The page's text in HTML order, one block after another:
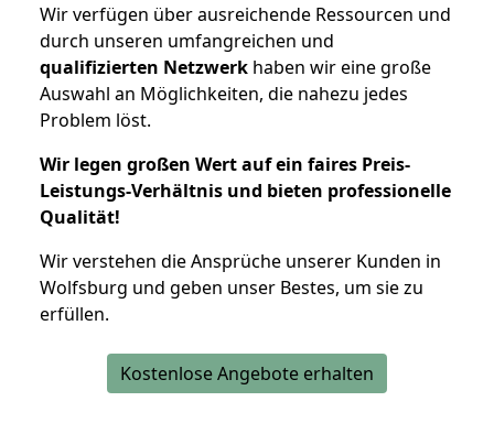
Wir verfügen über ausreichende Ressourcen und
durch unseren umfangreichen und
qualifizierten Netzwerk haben wir eine große
Auswahl an Möglichkeiten, die nahezu jedes
Problem löst.
Wir legen großen Wert auf ein faires Preis-
Leistungs-Verhältnis und bieten professionelle
Qualität!
Wir verstehen die Ansprüche unserer Kunden in
Wolfsburg und geben unser Bestes, um sie zu
erfüllen.
Kostenlose Angebote erhalten